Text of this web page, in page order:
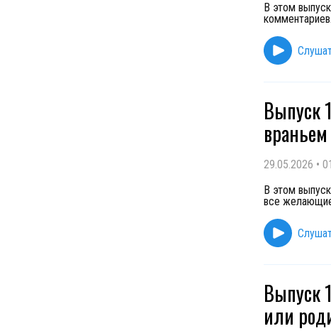
В этом
Выпуск
враньем
29.05.2026 •
В этом
все
Выпуск
или